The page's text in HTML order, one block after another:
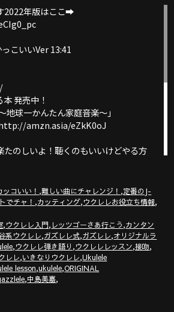
2022年版はここ➡︎
こいいVer 13:41
発売中！
地球一かんたん家庭音楽〜」
amzn.asia/eZkK0oJ
たのしいよ！聴くのもいいけどやる方
レレ
youtube
コいい！ ,難しい曲にチャレンジ！ ,定番のJ-
でチャ！ ,カッティング,ウクレレお役立ち情報,
,ウクレレ入門, レッツゴーさあ行こう,カンタン
系ウクレレ,ガズレレ式,ガズレレ,オリジナルラ
,ウクレレ弾き語り ,ウクレレレッスン,接吻,
レレ,いきなりウクレレ,Ukulele
lesson,ukulele,ORIGINAL
,中島美嘉,